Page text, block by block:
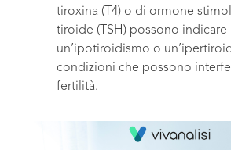
tiroxina (T4) o di ormone
tiroide (TSH) possono indicare
un’ipotiroidismo o
condizioni che possono
fertilità.